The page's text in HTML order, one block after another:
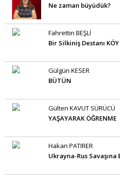
Ne zaman büyüdük?
Fahrettin BEŞLİ
Bir Silkiniş Destanı
Gülgün KESER
BÜTÜN
Gülten KAVUT SÜRÜCÜ
YAŞAYARAK ÖĞRENME
Hakan PATIRER
Ukrayna-Rus Savaşına